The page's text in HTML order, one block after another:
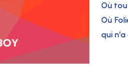
Où
Où
qui